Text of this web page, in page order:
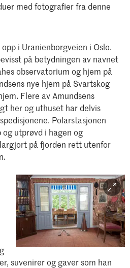
med fotografier fra denne
i Uranienborgveien i Oslo.
på betydningen av navnet
observatorium og hjem på
nye hjem på Svartskog
Flere av Amundsens
her og uthuset har delvis
Polarstasjonen
utprøvd i hagen og
på fjorden rett utenfor
suvenirer og gaver som han